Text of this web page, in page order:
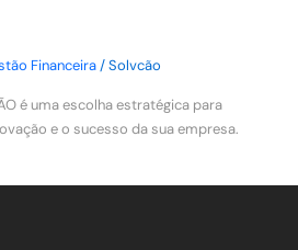
Financeira/Solvcão
é uma escolha estratégica para
e o sucesso da sua empresa.